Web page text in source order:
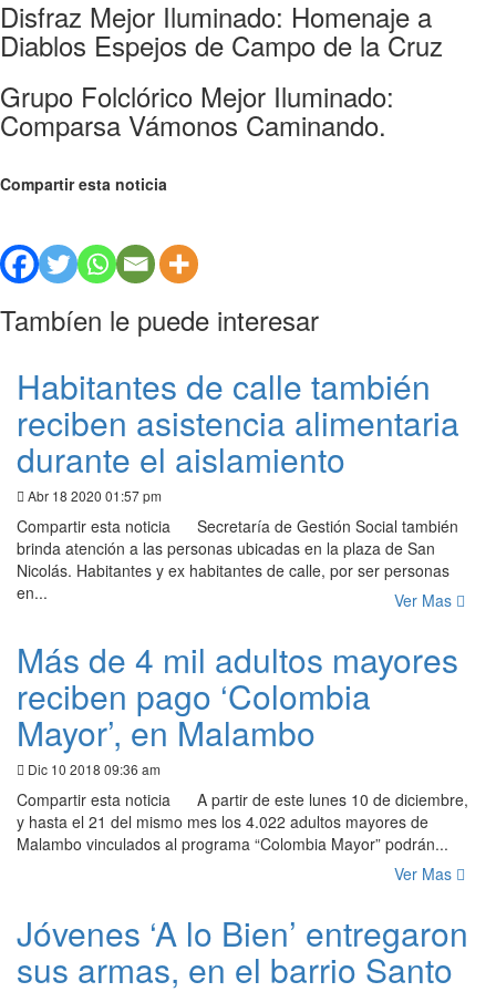
Disfraz Mejor Iluminado: Homenaje a
Diablos Espejos de Campo de la Cruz
Grupo Folclórico Mejor Iluminado:
Comparsa Vámonos Caminando.
Compartir esta noticia
Tambíen le puede interesar
Habitantes de calle también
reciben asistencia alimentaria
durante el aislamiento
Abr 18 2020 01:57 pm
Compartir esta noticia Secretaría de Gestión Social también
brinda atención a las personas ubicadas en la plaza de San
Nicolás. Habitantes y ex habitantes de calle, por ser personas
en...
Ver Mas
Más de 4 mil adultos mayores
reciben pago ‘Colombia
Mayor’, en Malambo
Dic 10 2018 09:36 am
Compartir esta noticia A partir de este lunes 10 de diciembre,
y hasta el 21 del mismo mes los 4.022 adultos mayores de
Malambo vinculados al programa “Colombia Mayor” podrán...
Ver Mas
Jóvenes ‘A lo Bien’ entregaron
sus armas, en el barrio Santo